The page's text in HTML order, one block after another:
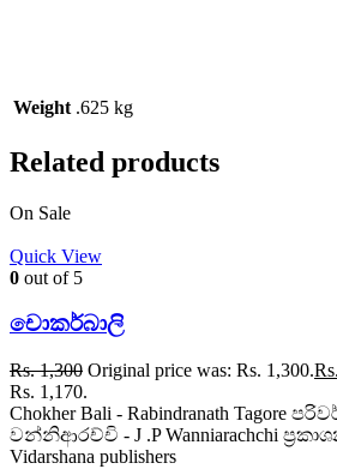
Weight .625 kg
Related products
On Sale
Quick View
0 out of 5
චොකර්බාලි
Rs.1,300 Original price was: Rs. 1,300.Rs.
Rs. 1,170.
Chokher Bali - Rabindranath Tagore
වන්නිආරච්චි - J .P Wanniarachchi
Vidarshana publishers